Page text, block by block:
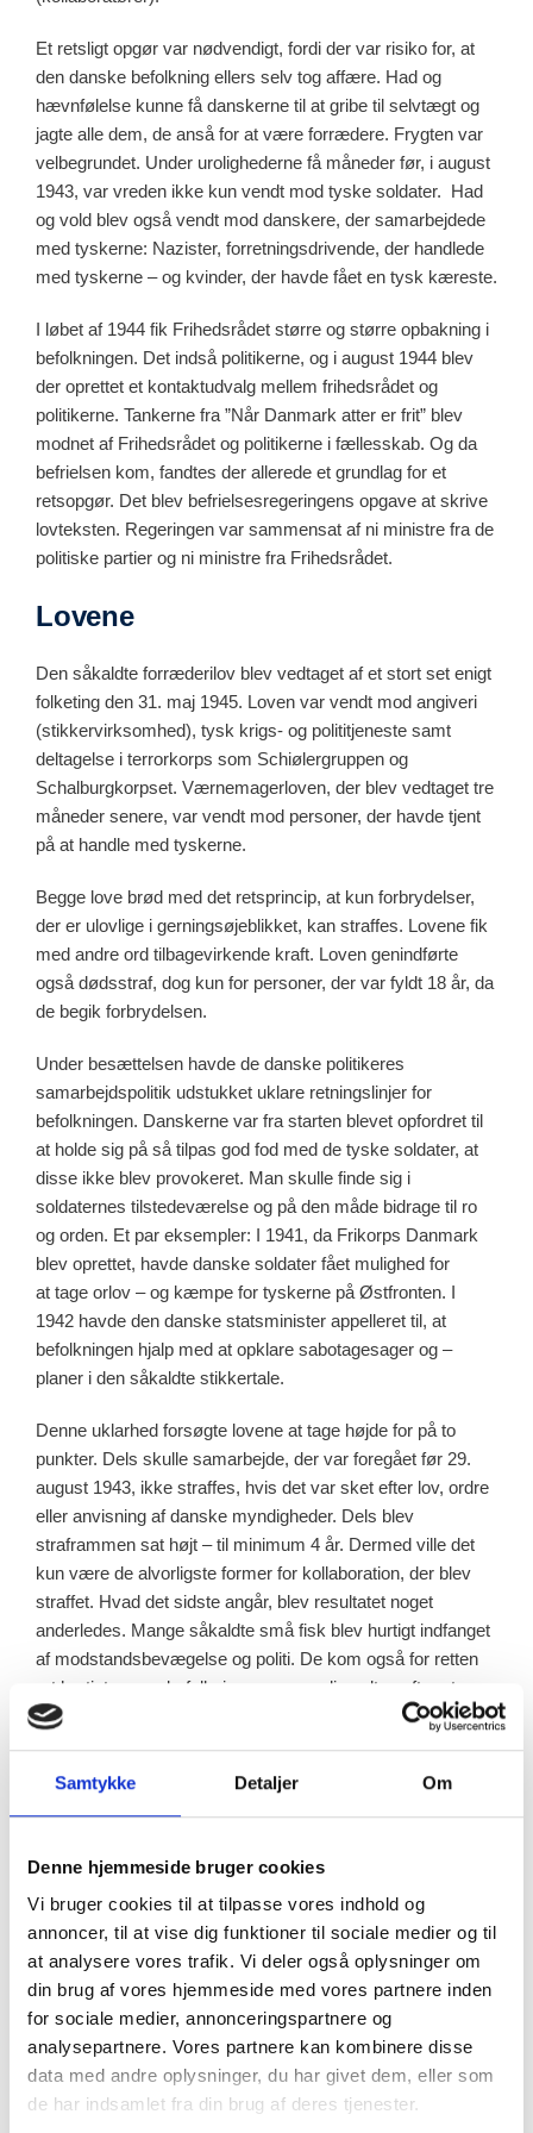
Samtykke Detaljer Om
Denne hjemmeside bruger cookies
Vi bruger cookies til at tilpasse vores indhold og
annoncer, til at vise dig funktioner til sociale medier og til
at analysere vores trafik. Vi deler også oplysninger om
din brug af vores hjemmeside med vores partnere inden
for sociale medier, annonceringspartnere og
analysepartnere. Vores partnere kan kombinere disse
data med andre oplysninger, du har givet dem, eller som
de har indsamlet fra din brug af deres tjenester.
Et retsligt opgør var nødvendigt, fordi der var risiko for, at
den danske befolkning ellers selv tog affære. Had og
hævnfølelse kunne få danskerne til at gribe til selvtægt og
jagte alle dem, de anså for at være forrædere. Frygten var
velbegrundet. Under urolighederne få måneder før, i august
1943, var vreden ikke kun vendt mod tyske soldater. Had
og vold blev også vendt mod danskere, der samarbejdede
med tyskerne: Nazister, forretningsdrivende, der handlede
med tyskerne – og kvinder, der havde fået en tysk kæreste.
I løbet af 1944 fik Frihedsrådet større og større opbakning i
befolkningen. Det indså politikerne, og i august 1944 blev
der oprettet et kontaktudvalg mellem frihedsrådet og
politikerne. Tankerne fra ”Når Danmark atter er frit” blev
modnet af Frihedsrådet og politikerne i fællesskab. Og da
befrielsen kom, fandtes der allerede et grundlag for et
retsopgør. Det blev befrielsesregeringens opgave at skrive
lovteksten. Regeringen var sammensat af ni ministre fra de
politiske partier og ni ministre fra Frihedsrådet.
Lovene
Den såkaldte forræderilov blev vedtaget af et stort set enigt
folketing den 31. maj 1945. Loven var vendt mod angiveri
(stikkervirksomhed), tysk krigs- og polititjeneste samt
deltagelse i terrorkorps som Schiølergruppen og
Schalburgkorpset. Værnemagerloven, der blev vedtaget tre
måneder senere, var vendt mod personer, der havde tjent
på at handle med tyskerne.
Begge love brød med det retsprincip, at kun forbrydelser,
der er ulovlige i gerningsøjeblikket, kan straffes. Lovene fik
med andre ord tilbagevirkende kraft. Loven genindførte
også dødsstraf, dog kun for personer, der var fyldt 18 år, da
de begik forbrydelsen.
Under besættelsen havde de danske politikeres
samarbejdspolitik udstukket uklare retningslinjer for
befolkningen. Danskerne var fra starten blevet opfordret til
at holde sig på så tilpas god fod med de tyske soldater, at
disse ikke blev provokeret. Man skulle finde sig i
soldaternes tilstedeværelse og på den måde bidrage til ro
og orden. Et par eksempler: I 1941, da Frikorps Danmark
blev oprettet, havde danske soldater fået mulighed for
at tage orlov – og kæmpe for tyskerne på Østfronten. I
1942 havde den danske statsminister appelleret til, at
befolkningen hjalp med at opklare sabotagesager og –
planer i den såkaldte stikkertale.
Denne uklarhed forsøgte lovene at tage højde for på to
punkter. Dels skulle samarbejde, der var foregået før 29.
august 1943, ikke straffes, hvis det var sket efter lov, ordre
eller anvisning af danske myndigheder. Dels blev
straframmen sat højt – til minimum 4 år. Dermed ville det
kun være de alvorligste former for kollaboration, der blev
straffet. Hvad det sidste angår, blev resultatet noget
anderledes. Mange såkaldte små fisk blev hurtigt indfanget
af modstandsbevægelse og politi. De kom også for retten
ret hurtigt, mens befolkningen var særlig sultne efter at se
nogle landsforrædere dømt. Der blev derfor gjort udstrakt
formildende omstændigheder.
kollaboration
Hvad anså lovgiverne så for ”alvorlig kollaboration”?
Loven skulle straffe personer, der havde gjort noget
strafbart for at fremme tyske interesser eller udøvet anden
landsskadelig virksomhed.
Mere specifikt nævnte loven personer i tysk uniform eller
personer, der havde samarbejdet med tyske organisationer.